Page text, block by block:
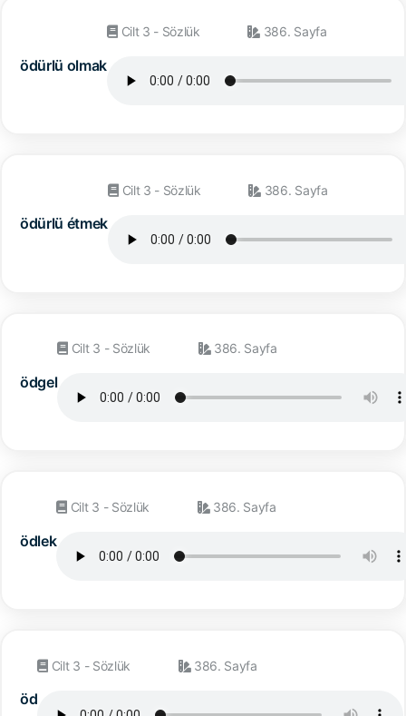
ödürlü olmak
Cilt 3 - Sözlük 386. Sayfa
ödürlü étmek
Cilt 3 - Sözlük 386. Sayfa
ödgel
Cilt 3 - Sözlük 386. Sayfa
ödlek
Cilt 3 - Sözlük 386. Sayfa
öd
Cilt 3 - Sözlük 386. Sayfa